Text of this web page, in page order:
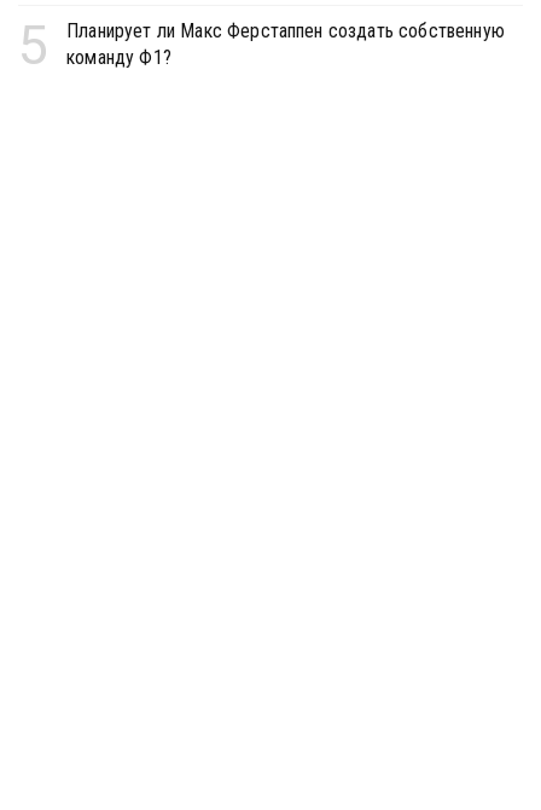
5
Планирует ли Макс Ферстаппен создать собственную
команду Ф1?